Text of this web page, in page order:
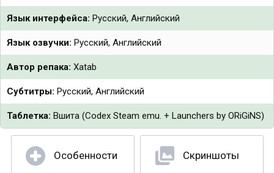
Язык интерфейса: Русский, Английский
Язык озвучки: Русский, Английский
Автор репака: Xatab
Субтитры: Русский, Английский
Таблетка: Вшита (Codex Steam emu. + Launchers by ORiGiNS)
Особенности Скриншоты